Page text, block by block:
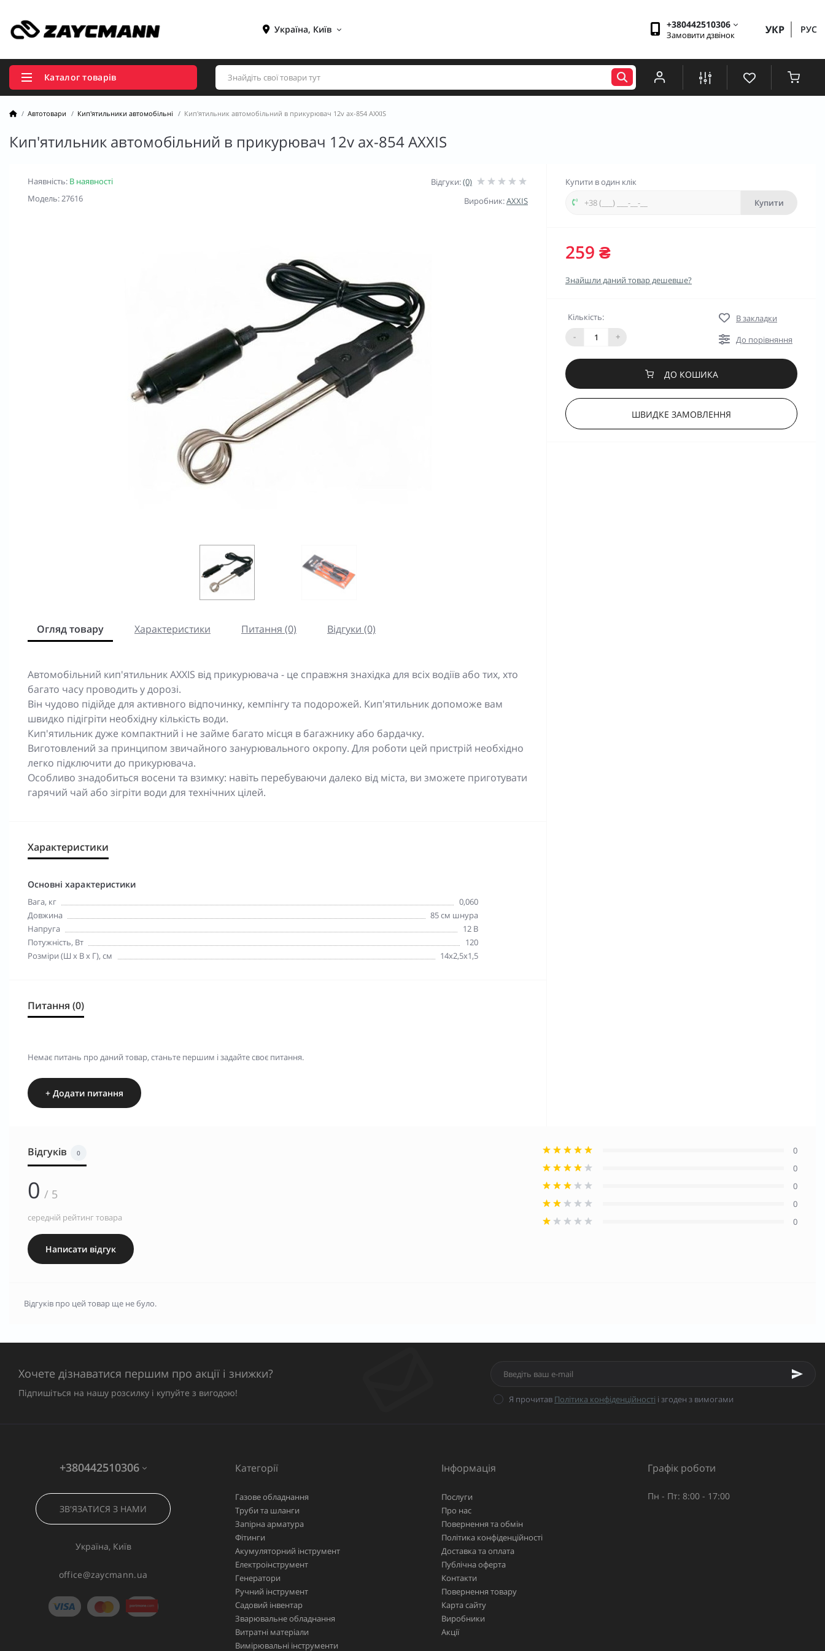
Україна, Київ +380442510306
Замовити дзвінок УКР РУС
Каталог товарів
Автотовари Кип'ятильники автомобільні Кип'ятильник автомобільний в прикурювач 12v ax-854 AXXIS
Кип'ятильник автомобільний в прикурювач 12v ax-854 AXXIS
Наявність: В наявності
Модель: 27616
Відгуки:(0)
Виробник:AXXIS
Огляд товару Характеристики Питання (0) Відгуки (0)
Автомобільний кип'ятильник AXXIS від прикурювача - це справжня знахідка для всіх водіїв або тих, хто
багато часу проводить у дорозі.
Він чудово підійде для активного відпочинку, кемпінгу та подорожей. Кип'ятильник допоможе вам
швидко підігріти необхідну кількість води.
Кип'ятильник дуже компактний і не займе багато місця в багажнику або бардачку.
Виготовлений за принципом звичайного занурювального окропу. Для роботи цей пристрій необхідно
легко підключити до прикурювача.
Особливо знадобиться восени та взимку: навіть перебуваючи далеко від міста, ви зможете приготувати
гарячий чай або зігріти води для технічних цілей.
Характеристики
Основні характеристики
Вага, кг
0,060
Довжина
85 см шнура
Напруга
12 В
Потужність, Вт
120
Розміри (Ш х В х Г), см
14х2,5х1,5
Питання (0)
Немає питань про даний товар, станьте першим і задайте своє питання.
+ Додати питання
Купити в один клік
Купити
259 ₴
Знайшли даний товар дешевше?
Кількість:
-
+
В закладки
До порівняння
ДО КОШИКА
ШВИДКЕ ЗАМОВЛЕННЯ
Відгуків 0
0 / 5
середній рейтинг товара
Написати відгук
0
0
0
0
0
Відгуків про цей товар ще не було.
Хочете дізнаватися першим про акції і знижки?
Підпишіться на нашу розсилку і купуйте з вигодою!
Я прочитав Політика конфіденційності і згоден з вимогами
+380442510306
ЗВ'ЯЗАТИСЯ З НАМИ
Україна, Київ
office@zaycmann.ua
Категорії
Газове обладнання
Труби та шланги
Запірна арматура
Фітинги
Акумуляторний інструмент
Електроінструмент
Генератори
Ручний інструмент
Садовий інвентар
Зварювальне обладнання
Витратні матеріали
Вимірювальні інструменти
Інформація
Послуги
Про нас
Повернення та обмін
Політика конфіденційності
Доставка та оплата
Публічна оферта
Контакти
Повернення товару
Карта сайту
Виробники
Акції
Графік роботи
Пн - Пт: 8:00 - 17:00